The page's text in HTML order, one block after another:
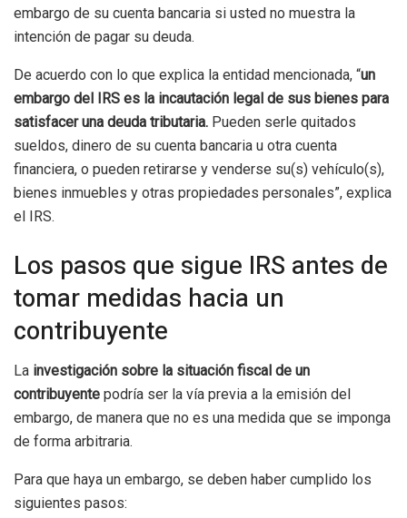
embargo de su cuenta bancaria si usted no muestra la
intención de pagar su deuda.
De acuerdo con lo que explica la entidad mencionada, “un
embargo del IRS es la incautación legal de sus bienes para
satisfacer una deuda tributaria. Pueden serle quitados
sueldos, dinero de su cuenta bancaria u otra cuenta
financiera, o pueden retirarse y venderse su(s) vehículo(s),
bienes inmuebles y otras propiedades personales”, explica
el IRS.
Los pasos que sigue IRS antes de
tomar medidas hacia un
contribuyente
La investigación sobre la situación fiscal de un
contribuyente podría ser la vía previa a la emisión del
embargo, de manera que no es una medida que se imponga
de forma arbitraria.
Para que haya un embargo, se deben haber cumplido los
siguientes pasos: